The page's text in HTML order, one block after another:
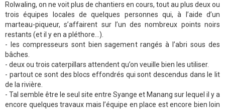
Rolwaling, on ne voit plus de chantiers en cours, tout au plus deux ou
trois équipes locales de quelques personnes qui, à l’aide d’un
marteau-piqueur, s’affairent sur l’un des nombreux points noirs
restants (et il y en a pléthore…).
- les compresseurs sont bien sagement rangés à l’abri sous des
bâches.
- deux ou trois caterpillars attendent qu’on veuille bien les utiliser.
- partout ce sont des blocs effondrés qui sont descendus dans le lit
de la rivière.
- Tal semble être le seul site entre Syange et Manang sur lequel il y a
encore quelques travaux mais l’équipe en place est encore bien loin